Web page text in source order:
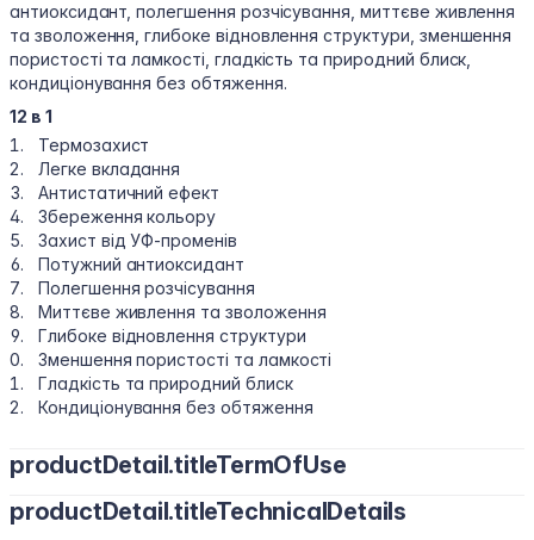
антиоксидант, полегшення розчісування, миттєве живлення
та зволоження, глибоке відновлення структури, зменшення
пористості та ламкості, гладкість та природний блиск,
кондиціонування без обтяження.
12 в 1
Термозахист
Легке вкладання
Антистатичний ефект
Збереження кольору
Захист від УФ-променів
Потужний антиоксидант
Полегшення розчісування
Миттєве живлення та зволоження
Глибоке відновлення структури
Зменшення пористості та ламкості
Гладкість та природний блиск
Кондиціонування без обтяження
productDetail.titleTermOfUse
Розпорошіть спрей на відстані 15-20 см на чисте волосся по
productDetail.titleTechnicalDetails